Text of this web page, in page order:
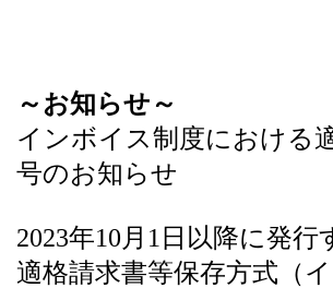
～お知らせ～
インボイス制度における
号のお知らせ
2023年10月1日以降に発
適格請求書等保存方式（